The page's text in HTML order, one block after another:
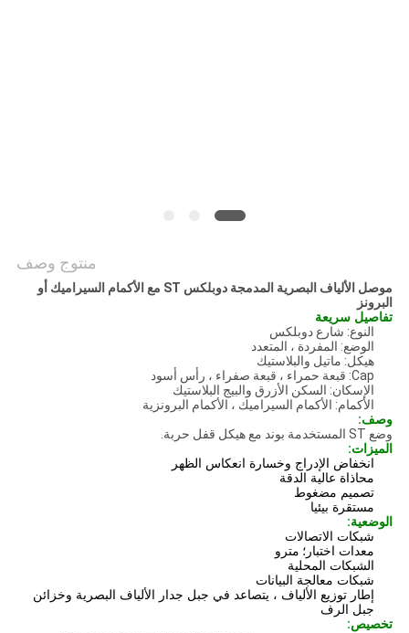
منتوج وصف
موصل الألياف البصرية المدمجة دوبلكس ST مع الأكمام السيراميك أو
البرونز
تفاصيل سريعة
النوع: شارع دوبلكس
الوضع: المفردة ، المتعدد
هيكل: ماتيل والبلاستيك
Cap: قبعة حمراء ، قبعة صفراء ، رأس أسود
الإسكان: السكن الأزرق والبيج البلاستيك
الأكمام: الأكمام السيراميك ، الأكمام البرونزية
وصف:
وضع ST المستخدمة بوند مع هيكل قفل حربة.
الميزات:
انخفاض الإدراج وخسارة انعكاس الظهر
محاذاة عالية الدقة
تصميم مضغوط
مستقرة بيئيا
الوضعية:
شبكات الاتصالات
معدات اختبار؛ مترو
الشبكات المحلية
شبكات معالجة البيانات
إطار توزيع الألياف ، يتصاعد في جبل جدار الألياف البصرية وخزائن
جبل الرف
تخصيص: